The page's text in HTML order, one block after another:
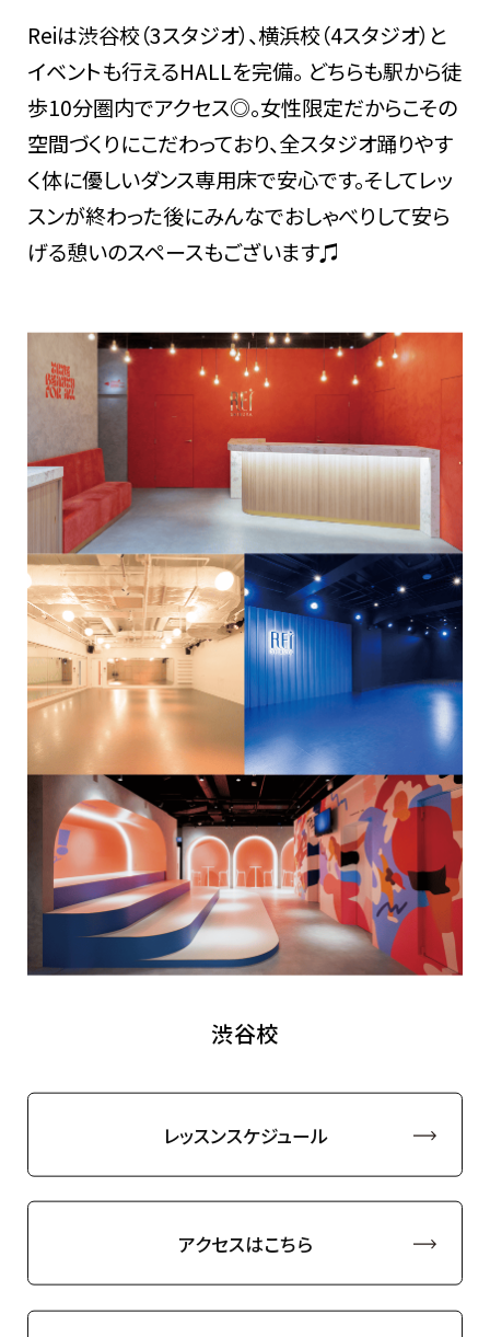
Reiは渋谷校（3スタジオ）、横浜校（4スタジオ）と
イベントも行えるHALLを完備。 どちらも駅から徒
歩10分圏内でアクセス◎。女性限定だからこその
空間づくりにこだわっており、全スタジオ踊りやす
く体に優しいダンス専用床で安心です。そしてレッ
スンが終わった後にみんなでおしゃべりして安ら
げる憩いのスペースもございます♫
渋谷校
レッスンスケジュール
アクセスはこちら